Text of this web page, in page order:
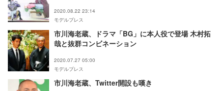
2020.08.22 23:14
モデルプレス
市川海老蔵、ドラマ「BG」に本人役で登場 木村拓
哉と抜群コンビネーション
2020.07.27 05:00
モデルプレス
市川海老蔵、Twitter開設も嘆き